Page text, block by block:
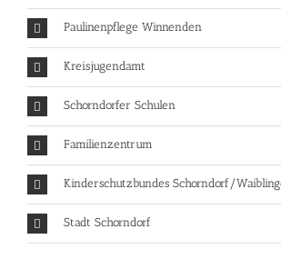
Paulinenpflege Winnenden
Kreisjugendamt
Schorndorfer Schulen
Familienzentrum
Kinderschutzbundes Schorndorf/
Stadt Schorndorf